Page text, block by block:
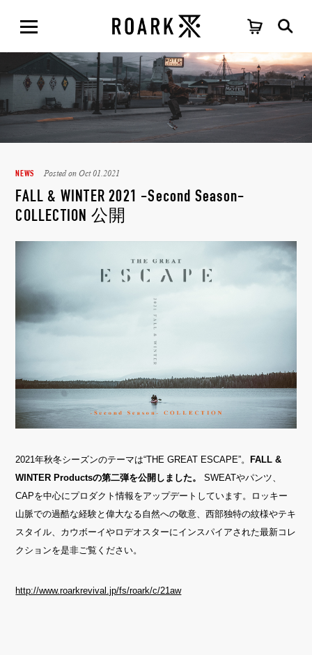
NEWS Posted on Oct 01.2021
FALL & WINTER 2021 -Second Season-
COLLECTION 公開
2021年秋冬シーズンのテーマは“THE GREAT ESCAPE”。 FALL &
WINTER Productsの第二弾を公開しました。
SWEATやパンツ、
CAPを中心にプロダクト情報をアップデートしています。ロッキー
山脈での過酷な経験と偉大なる自然への敬意、西部独特の紋様やテキ
スタイル、カウボーイやロデオスターにインスパイアされた最新コレ
クションを是非ご覧ください。
http://www.roarkrevival.jp/fs/roark/c/21aw